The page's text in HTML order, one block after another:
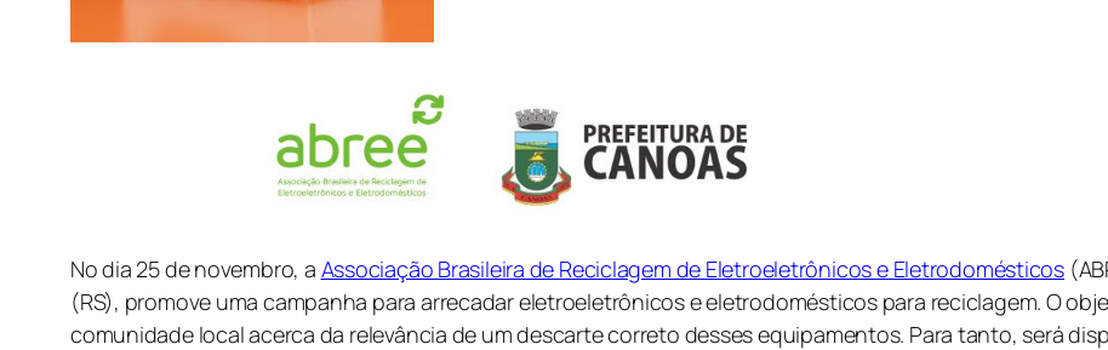
No dia 25 de novembro, a Associação Brasileira de Reciclagem de Eletroeletrônicos e Eletrodomésticos
(RS), promove uma campanha para arrecadar eletroeletrônicos e eletrodomésticos para reciclagem. O
comunidade local acerca da relevância de um descarte correto desses equipamentos. Para tanto, será